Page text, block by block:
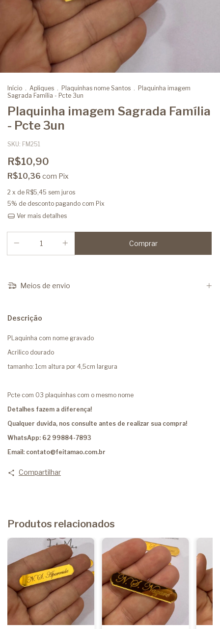
Início . Apliques . Plaquinhas nome Santos . Plaquinha imagem
Sagrada Família - Pcte 3un
Plaquinha imagem Sagrada Família
- Pcte 3un
SKU: FM251
R$10,90
R$10,36 com Pix
2 x de R$5,45 sem juros
5% de desconto pagando com Pix
Ver mais detalhes
Meios de envio
Descrição
PLaquinha com nome gravado
Acrilico dourado
tamanho: 1cm altura por 4,5cm largura
Pcte com 03 plaquinhas com o mesmo nome
Detalhes fazem a diferença!
Qualquer duvida, nos consulte antes de realizar sua compra!
WhatsApp: 62 99884-7893
Email: contato@feitamao.com.br
Compartilhar
Produtos relacionados